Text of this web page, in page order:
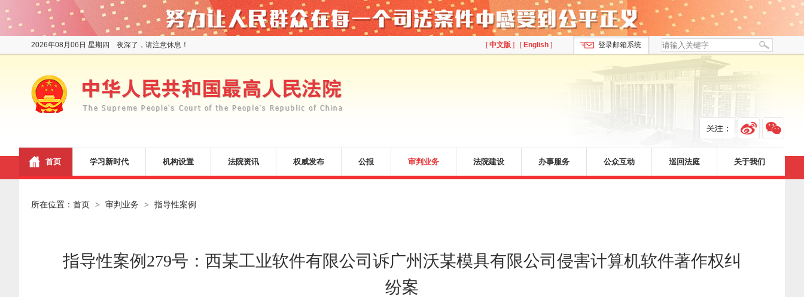
[中文版 ] [ English ]
2026年08月06日 星期四 夜深了，请注意休息！ 登录邮箱系统
首页 学习新时代 机构设置 法院资讯 权威发布 公报 审判业务 法院建设 办事服务 公众互动 巡回法庭 关于我们
所在位置： 首页 > 审判业务 > 指导性案例
指导性案例279号：西某工业软件有限公司诉广州沃某模具有限公司侵害计算机软件著作权纠
纷案